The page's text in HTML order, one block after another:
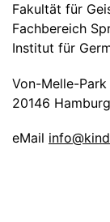
Fakultät für
Fachbereich
Institut für
Von-Melle-Park
20146 Hamburg
eMail